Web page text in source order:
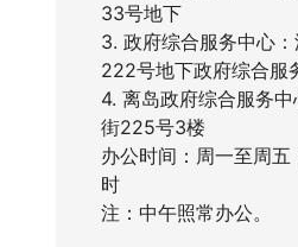
33号地下
3. 政府综合服务中心
222号地下政府综合服
4. 离岛政府综合服务
街225号3楼
办公时间：周一至周
时
注：中午照常办公。